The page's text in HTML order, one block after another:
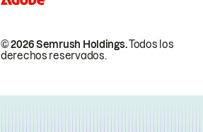
© 2026 Semrush Holdings.Todos los
derechos reservados.